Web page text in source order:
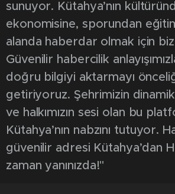
sunuyor. Kütahya’nın
ekonomisine, sporundan
alanda haberdar olmak için
Güvenilir habercilik
doğru bilgiyi aktarmayı
getiriyoruz. Şehrimizin
ve halkımızın sesi olan bu
Kütahya’nın nabzını tutuyor.
güvenilir adresi Kütahya’dan
zaman yanınızda!"